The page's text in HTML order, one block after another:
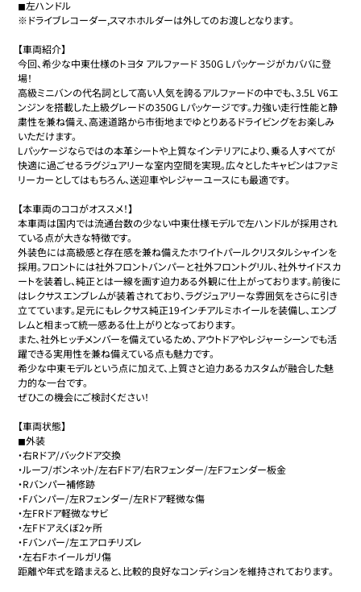
◼︎左ハンドル
※ドライブレコーダー,スマホホルダーは外してのお渡しとなります。
【車両紹介】
今回、希少な中東仕様のトヨタ アルファード 350G Lパッケージがカババに登
場！
高級ミニバンの代名詞として高い人気を誇るアルファードの中でも、3.5L V6エ
ンジンを搭載した上級グレードの350G Lパッケージです。力強い走行性能と静
粛性を兼ね備え、高速道路から市街地までゆとりあるドライビングをお楽しみ
いただけます。
Lパッケージならではの本革シートや上質なインテリアにより、乗る人すべてが
快適に過ごせるラグジュアリーな室内空間を実現。広々としたキャビンはファミ
リーカーとしてはもちろん、送迎車やレジャーユースにも最適です。
【本車両のココがオススメ！】
本車両は国内では流通台数の少ない中東仕様モデルで左ハンドルが採用され
ている点が大きな特徴です。
外装色には高級感と存在感を兼ね備えたホワイトパールクリスタルシャインを
採用。フロントには社外フロントバンパーと社外フロントグリル、社外サイドスカ
ートを装着し、純正とは一線を画す迫力ある外観に仕上がっております。前後に
はレクサスエンブレムが装着されており、ラグジュアリーな雰囲気をさらに引き
立てています。足元にもレクサス純正19インチアルミホイールを装備し、エンブ
レムと相まって統一感ある仕上がりとなっております。
また、社外ヒッチメンバーを備えているため、アウトドアやレジャーシーンでも活
躍できる実用性を兼ね備えている点も魅力です。
希少な中東モデルという点に加えて、上質さと迫力あるカスタムが融合した魅
力的な一台です。
ぜひこの機会にご検討ください！
【車両状態】
◼︎外装
・右Rドア/バックドア交換
・ルーフ/ボンネット/左右Fドア/右Rフェンダー/左Fフェンダー板金
・Rバンパー補修跡
・Fバンパー/左Rフェンダー/左Rドア軽微な傷
・左FRドア軽微なサビ
・左Fドアえくぼ2ヶ所
・Fバンパー/左エアロチリズレ
・左右Fホイールガリ傷
距離や年式を踏まえると、比較的良好なコンディションを維持されております。